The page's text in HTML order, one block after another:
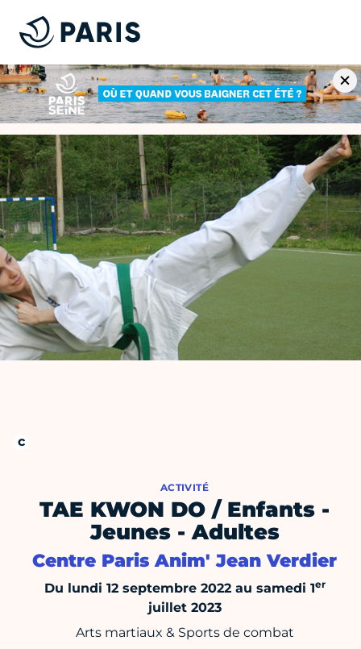
ACTIVITÉ
TAE KWON DO / Enfants -
Jeunes - Adultes
Centre Paris Anim' Jean Verdier
Du lundi 12 septembre 2022 au samedi 1er
juillet 2023
Arts martiaux & Sports de combat